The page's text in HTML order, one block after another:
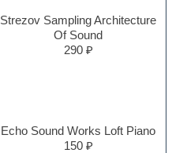
Strezov Sampling Architecture
Of Sound
290 ₽
Echo Sound Works Loft Piano
150 ₽